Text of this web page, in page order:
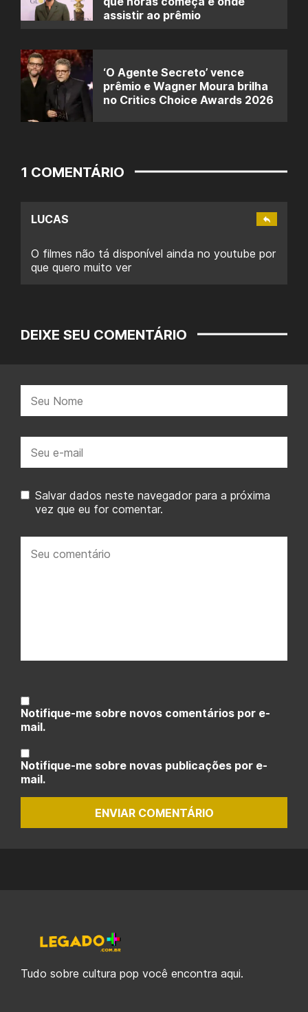
assistir ao prêmio
‘O Agente Secreto’ vence
prêmio e Wagner Moura brilha
no Critics Choice Awards 2026
1 COMENTÁRIO
LUCAS
O filmes não tá disponível ainda no youtube por
que quero muito ver
DEIXE SEU COMENTÁRIO
mail:
Salvar dados neste navegador para a próxima
vez que eu for comentar.
comentário:
Notifique-me sobre novos comentários por e-
mail.
Notifique-me sobre novas publicações por e-
mail.
ENVIAR COMENTÁRIO
Tudo sobre cultura pop você encontra aqui.